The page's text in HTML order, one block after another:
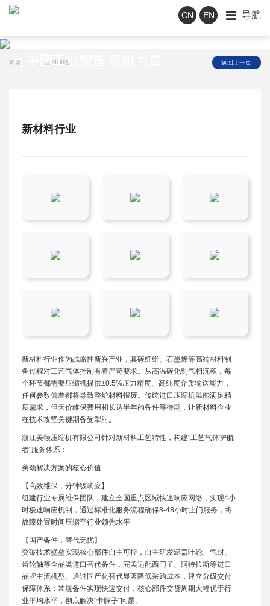
CN EN 导航
为 中国工业智造
首页 应用领域 返回上一页
新材料行业
新材料行业作为战略性新兴产业，其碳纤维、石墨烯等高端材料制
备过程对工艺气体控制有着严苛要求。从高温碳化到气相沉积，每
个环节都需要压缩机提供±0.5%压力精度、高纯度介质输送能力，
任何参数偏差都将导致整炉材料报废。传统进口压缩机虽能满足精
度需求，但天价维保费用和长达半年的备件等待期，让新材料企业
在技术攻坚关键期备受掣肘。
浙江美颂压缩机有限公司针对新材料工艺特性，构建"工艺气体护航
者"服务体系：
美颂解决方案的核心价值
【高效维保，分钟级响应】
组建行业专属维保团队，建立全国重点区域快速响应网络，实现4小
时极速响应机制，通过标准化服务流程确保8-48小时上门服务，将
故障处置时间压缩至行业领先水平
【国产备件，替代无忧】
突破技术壁垒实现核心部件自主可控，自主研发涵盖叶轮、气封、
齿轮轴等全品类进口替代备件，完美适配西门子、阿特拉斯等进口
品牌主流机型。通过国产化替代显著降低采购成本，建立分级交付
保障体系：常规备件实现快速交付，核心部件交货周期大幅优于行
业平均水平，彻底解决"卡脖子"问题。